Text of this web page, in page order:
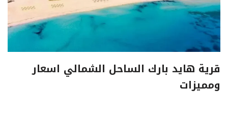
قرية هايد بارك الساحل الشمالي اسعار
ومميزات